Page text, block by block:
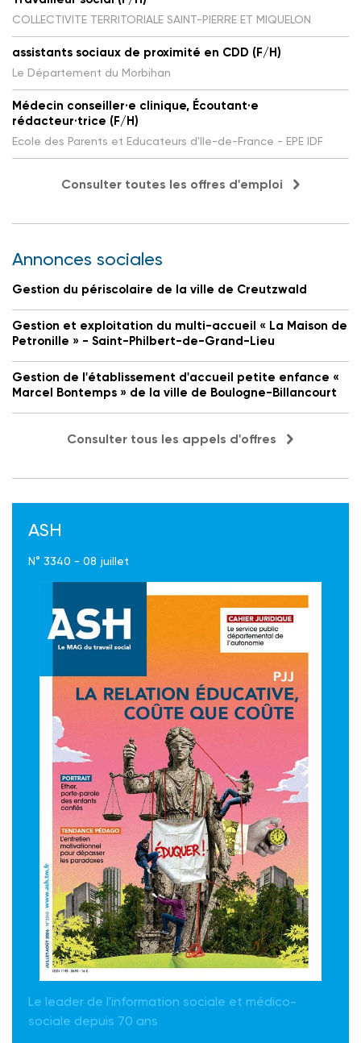
COLLECTIVITE TERRITORIALE SAINT-PIERRE ET MIQUELON
assistants sociaux de proximité en CDD (F/H)
Le Département du Morbihan
Médecin conseiller·e clinique, Écoutant·e
rédacteur·trice (F/H)
Ecole des Parents et Educateurs d'Ile-de-France - EPE IDF
Consulter toutes les offres d'emploi
Annonces sociales
Gestion du périscolaire de la ville de Creutzwald
Gestion et exploitation du multi-accueil « La Maison de
Petronille » - Saint-Philbert-de-Grand-Lieu
Gestion de l'établissement d'accueil petite enfance «
Marcel Bontemps » de la ville de Boulogne-Billancourt
Consulter tous les appels d'offres
ASH
N° 3340 - 08 juillet
Le leader de l'information sociale et médico-
sociale depuis 70 ans